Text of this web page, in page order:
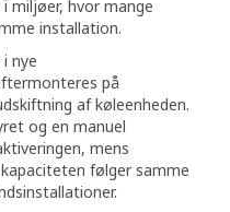
miljøer, hvor mange
installation.
nye
på
af køleenheden.
og en manuel
mens
følger samme